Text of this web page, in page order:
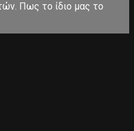
Πως το ίδιο μας το